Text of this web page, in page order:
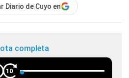
Diario de Cuyo en
completa
10